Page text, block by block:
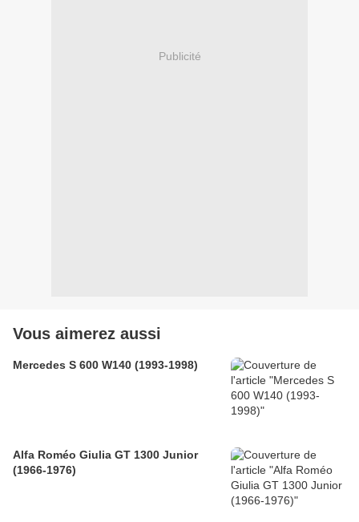
Publicité
Vous aimerez aussi
Mercedes S 600 W140 (1993-1998)
Alfa Roméo Giulia GT 1300 Junior
(1966-1976)